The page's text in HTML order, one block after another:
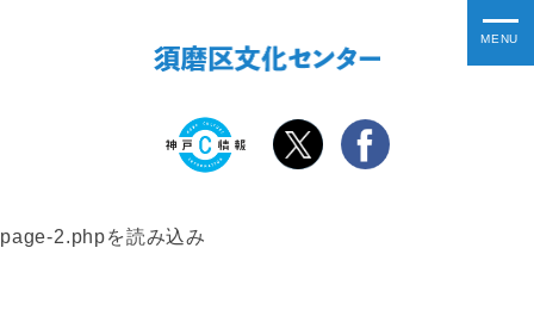
page-2.phpを読み込み